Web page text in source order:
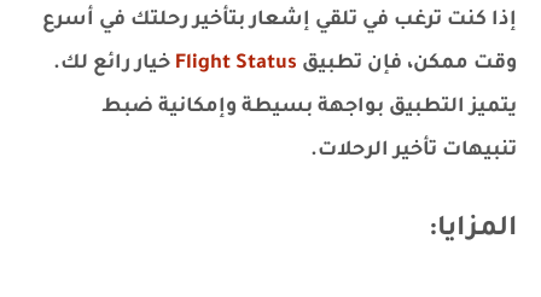
إذا كنت ترغب في تلقي إشعار بتأخير رحلتك في أسرع
وقت ممكن، فإن تطبيق Flight Status خيار رائع لك.
يتميز التطبيق بواجهة بسيطة وإمكانية ضبط
تنبيهات تأخير الرحلات.
المزايا: